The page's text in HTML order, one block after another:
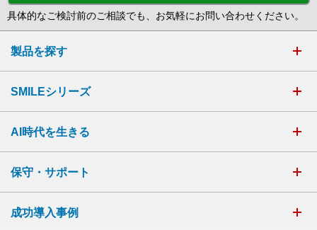
具体的なご検討前のご相談でも、お気軽にお問い合わせください。
製品を探す
SMILEシリーズ
AI時代を生きる
保守・サポート
成功導入事例